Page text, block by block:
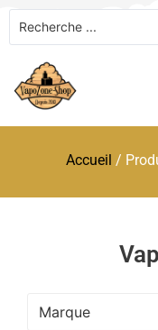
Accueil /
Marque